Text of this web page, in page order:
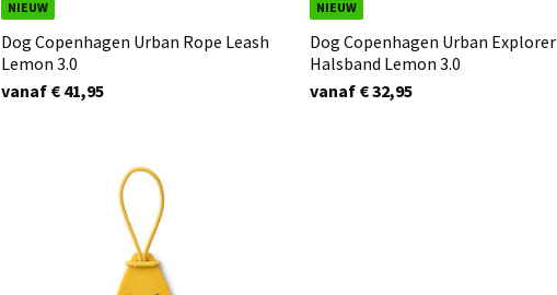
NIEUW
Dog Copenhagen Urban Rope Leash
Lemon 3.0
vanaf € 41,95
NIEUW
Dog Copenhagen Urban Explorer
Halsband Lemon 3.0
vanaf € 32,95